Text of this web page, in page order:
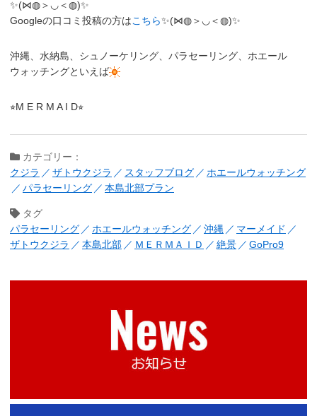
✨(⋈◍＞◡＜◍)✨
Googleの口コミ投稿の方はこちら✨(⋈◍＞◡＜◍)✨
沖縄、水納島、シュノーケリング、パラセーリング、ホエール
ウォッチングといえば
⭐︎M E R M A I D⭐︎
カテゴリー：
クジラ
ザトウクジラ スタッフブログ
ホエールウォッチング
パラセーリング
本島北部プラン
タグ
パラセーリング
ホエールウォッチング 沖縄
マーメイド
ザトウクジラ
本島北部 ＭＥＲＭＡＩＤ 絶景 GoPro9